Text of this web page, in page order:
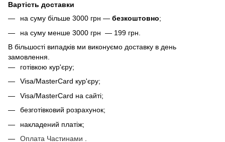
Вартість доставки
на суму більше 3000 грн — безкоштовно;
на суму менше 3000 грн — 199 грн.
В більшості випадків ми виконуємо доставку в день
замовлення.
готівкою кур'єру;
Visa/MasterCard кур'єру;
Visa/MasterCard на сайті;
безготівковий розрахунок;
накладений платіж;
Оплата Частинами